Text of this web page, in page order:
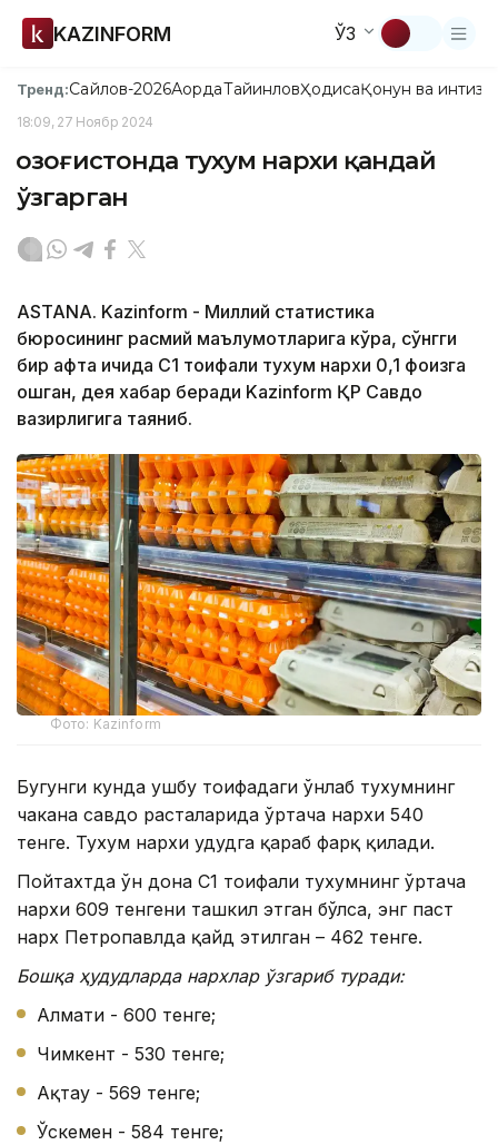
KAZINFORM ЎЗ
Тренд:Сайлов-2026АқордаТайинловҲодисаҚонун ва
18:09, 27 Ноябр 2024
Қозоғистонда тухум нархи қандай
ўзгарган
ASTANA. Kazinform - Миллий статистика
бюросининг расмий маълумотларига кўра, сўнгги
бир ҳафта ичида C1 тоифали тухум нархи 0,1 фоизга
ошган, дея хабар беради Kazinform ҚР Савдо
вазирлигига таяниб.
Фото: Kazinform
Бугунги кунда ушбу тоифадаги ўнлаб тухумнинг
чакана савдо расталарида ўртача нархи 540
тенге. Тухум нархи ҳудудга қараб фарқ қилади.
Пойтахтда ўн дона C1 тоифали тухумнинг ўртача
нархи 609 тенгени ташкил этган бўлса, энг паст
нарх Петропавлда қайд этилган – 462 тенге.
Бошқа ҳудудларда нархлар ўзгариб туради:
Алмати - 600 тенге;
Чимкент - 530 тенге;
Ақтау - 569 тенге;
Ўскемен - 584 тенге;